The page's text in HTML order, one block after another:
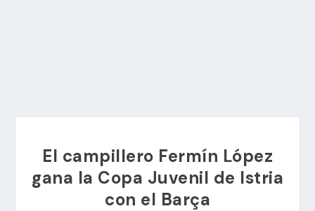
El campillero Fermín López
gana la Copa Juvenil de Istria
con el Barça